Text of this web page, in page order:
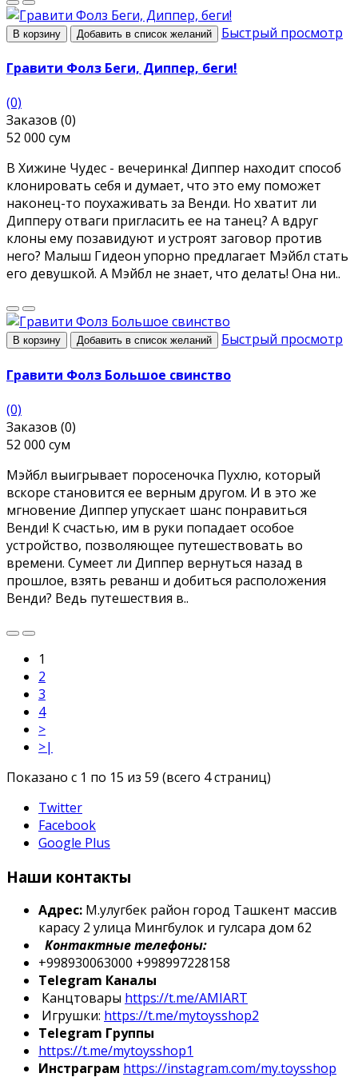
В корзину Добавить в список желаний Быстрый просмотр
Гравити Фолз Беги, Диппер, беги!
(0)
Заказов (0)
52 000 сум
В Хижине Чудес - вечеринка! Диппер находит способ
клонировать себя и думает, что это ему поможет
наконец-то поухаживать за Венди. Но хватит ли
Дипперу отваги пригласить ее на танец? А вдруг
клоны ему позавидуют и устроят заговор против
него? Малыш Гидеон упорно предлагает Мэйбл стать
его девушкой. А Мэйбл не знает, что делать! Она ни..
В корзину Добавить в список желаний Быстрый просмотр
Гравити Фолз Большое свинство
(0)
Заказов (0)
52 000 сум
Мэйбл выигрывает поросеночка Пухлю, который
вскоре становится ее верным другом. И в это же
мгновение Диппер упускает шанс понравиться
Венди! К счастью, им в руки попадает особое
устройство, позволяющее путешествовать во
времени. Сумеет ли Диппер вернуться назад в
прошлое, взять реванш и добиться расположения
Венди? Ведь путешествия в..
1
2
3
4
>
>|
Показано с 1 по 15 из 59 (всего 4 страниц)
Twitter
Facebook
Google Plus
Наши контакты
Адрес: М.улугбек район город Ташкент массив
карасу 2 улица Мингбулок и гулсара дом 62
Контактные телефоны:
+998930063000 +998997228158
Telegram Каналы
Канцтовары https://t.me/AMIART
Игрушки: https://t.me/mytoysshop2
Telegram Группы
https://t.me/mytoysshop1
Инстраграм https://instagram.com/my.toysshop